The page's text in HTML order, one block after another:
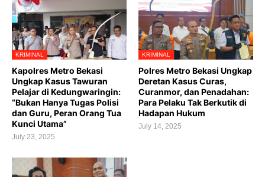
KRIMINAL
Kapolres Metro Bekasi
Ungkap Kasus Tawuran
Pelajar di Kedungwaringin:
“Bukan Hanya Tugas Polisi
dan Guru, Peran Orang Tua
Kunci Utama”
July 23, 2025
KRIMINAL
Polres Metro Bekasi Ungkap
Deretan Kasus Curas,
Curanmor, dan Penadahan:
Para Pelaku Tak Berkutik di
Hadapan Hukum
July 14, 2025